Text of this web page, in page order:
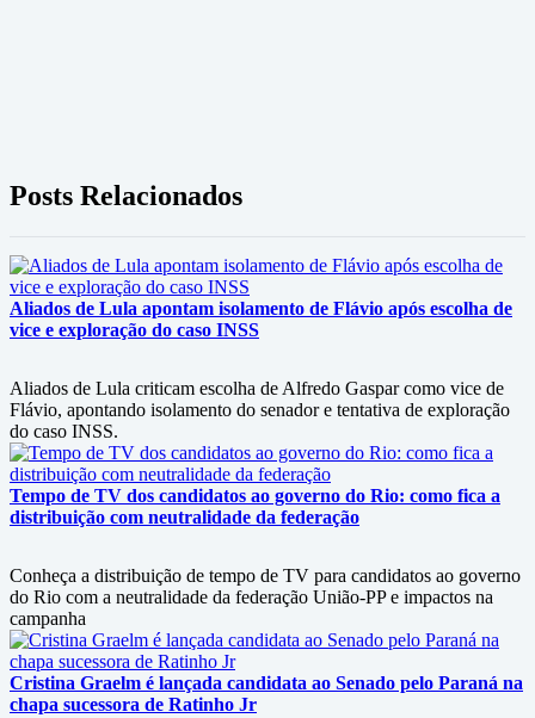
Posts Relacionados
Aliados de Lula apontam isolamento de Flávio após escolha de
vice e exploração do caso INSS
Aliados de Lula criticam escolha de Alfredo Gaspar como vice de
Flávio, apontando isolamento do senador e tentativa de exploração
do caso INSS.
Tempo de TV dos candidatos ao governo do Rio: como fica a
distribuição com neutralidade da federação
Conheça a distribuição de tempo de TV para candidatos ao governo
do Rio com a neutralidade da federação União-PP e impactos na
campanha
Cristina Graelm é lançada candidata ao Senado pelo Paraná na
chapa sucessora de Ratinho Jr